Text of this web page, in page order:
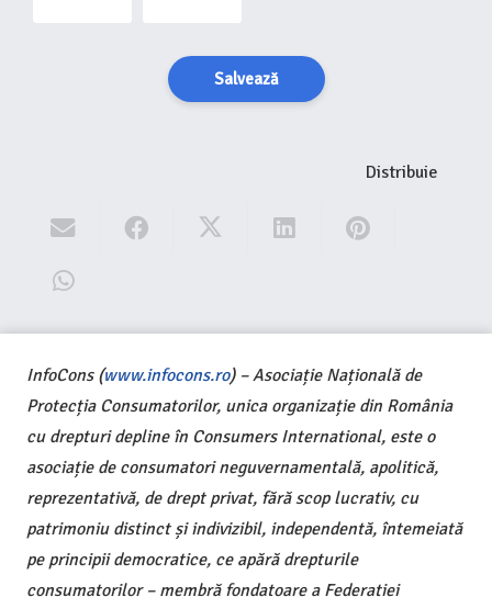
Salvează
Distribuie
InfoCons (www.infocons.ro) – Asociație Națională de
Protecția Consumatorilor, unica organizație din România
cu drepturi depline în Consumers International, este o
asociație de consumatori neguvernamentală, apolitică,
reprezentativă, de drept privat, fără scop lucrativ, cu
patrimoniu distinct și indivizibil, independentă, întemeiată
pe principii democratice, ce apără drepturile
consumatorilor – membră fondatoare a Federației